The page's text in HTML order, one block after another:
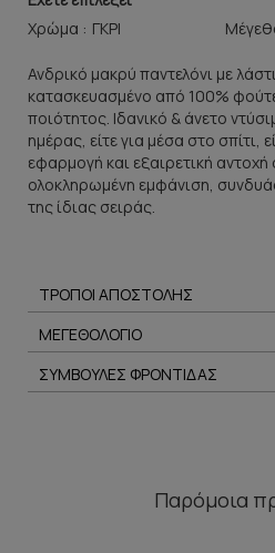
Χρώμα :
Ανδρικό μακρύ παντελόνι με
κατασκευασμένο από 100%
ποιότητος. Iδανικό & άνετο
ημέρας, είτε για μέσα στο σπίτι,
εφαρμογή και εξαιρετική αντοχή
ολοκληρωμένη εμφάνιση,
της ίδιας σειράς.
ΤΡΟΠΟΙ ΑΠΟΣΤΟΛΗΣ
ΜΕΓΕΘΟΛΟΓΙΟ
ΣΥΜΒΟΥΛΕΣ ΦΡΟΝΤΙΔΑΣ
Παρόμοια